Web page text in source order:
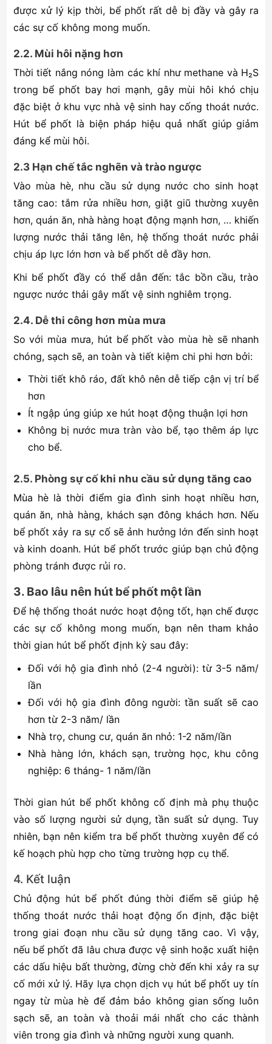
được xử lý kịp thời, bể phốt rất dễ bị đầy và gây ra
các sự cố không mong muốn.
2.2. Mùi hôi nặng hơn
Thời tiết nắng nóng làm các khí như methane và H₂S
trong bể phốt bay hơi mạnh, gây mùi hôi khó chịu
đặc biệt ở khu vực nhà vệ sinh hay cống thoát nước.
Hút bể phốt là biện pháp hiệu quả nhất giúp giảm
đáng kể mùi hôi.
2.3 Hạn chế tắc nghẽn và trào ngược
Vào mùa hè, nhu cầu sử dụng nước cho sinh hoạt
tăng cao: tắm rửa nhiều hơn, giặt giũ thường xuyên
hơn, quán ăn, nhà hàng hoạt động mạnh hơn, … khiến
lượng nước thải tăng lên, hệ thống thoát nước phải
chịu áp lực lớn hơn và bể phốt dễ đầy hơn.
Khi bể phốt đầy có thể dẫn đến: tắc bồn cầu, trào
ngược nước thải gây mất vệ sinh nghiêm trọng.
2.4. Dễ thi công hơn mùa mưa
So với mùa mưa, hút bể phốt vào mùa hè sẽ nhanh
chóng, sạch sẽ, an toàn và tiết kiệm chi phi hơn bởi:
Thời tiết khô ráo, đất khô nên dễ tiếp cận vị trí bể
hơn
Ít ngập úng giúp xe hút hoạt động thuận lợi hơn
Không bị nước mưa tràn vào bể, tạo thêm áp lực
cho bể.
2.5. Phòng sự cố khi nhu cầu sử dụng tăng cao
Mùa hè là thời điểm gia đình sinh hoạt nhiều hơn,
quán ăn, nhà hàng, khách sạn đông khách hơn. Nếu
bể phốt xảy ra sự cố sẽ ảnh hưởng lớn đến sinh hoạt
và kinh doanh. Hút bể phốt trước giúp bạn chủ động
phòng tránh được rủi ro.
3. Bao lâu nên hút bể phốt một lần
Để hệ thống thoát nước hoạt động tốt, hạn chế được
các sự cố không mong muốn, bạn nên tham khảo
thời gian hút bể phốt định kỳ sau đây:
Đối với hộ gia đình nhỏ (2-4 người): từ 3-5 năm/
lần
Đối với hộ gia đình đông người: tần suất sẽ cao
hơn từ 2-3 năm/ lần
Nhà trọ, chung cư, quán ăn nhỏ: 1-2 năm/lần
Nhà hàng lớn, khách sạn, trường học, khu công
nghiệp: 6 tháng- 1 năm/lần
Thời gian hút bể phốt không cố định mà phụ thuộc
vào số lượng người sử dụng, tần suất sử dụng. Tuy
nhiên, bạn nên kiểm tra bể phốt thường xuyên để có
kế hoạch phù hợp cho từng trường hợp cụ thể.
4. Kết luận
Chủ động hút bể phốt đúng thời điểm sẽ giúp hệ
thống thoát nước thải hoạt động ổn định, đặc biệt
trong giai đoạn nhu cầu sử dụng tăng cao. Vì vậy,
nếu bể phốt đã lâu chưa được vệ sinh hoặc xuất hiện
các dấu hiệu bất thường, đừng chờ đến khi xảy ra sự
cố mới xử lý. Hãy lựa chọn dịch vụ hút bể phốt uy tín
ngay từ mùa hè để đảm bảo không gian sống luôn
sạch sẽ, an toàn và thoải mái nhất cho các thành
viên trong gia đình và những người xung quanh.